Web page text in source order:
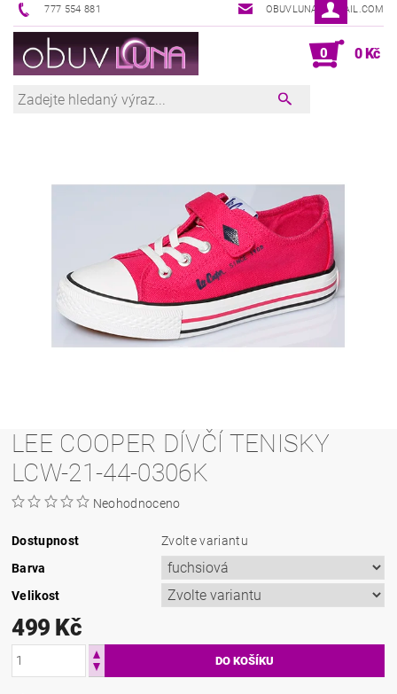
777 554 881 OBUVLUNA@GMAIL.COM
0 0 Kč
LEE COOPER DÍVČÍ TENISKY
LCW-21-44-0306K
Neohodnoceno
Dostupnost
Zvolte variantu
Barva
Velikost
499 Kč